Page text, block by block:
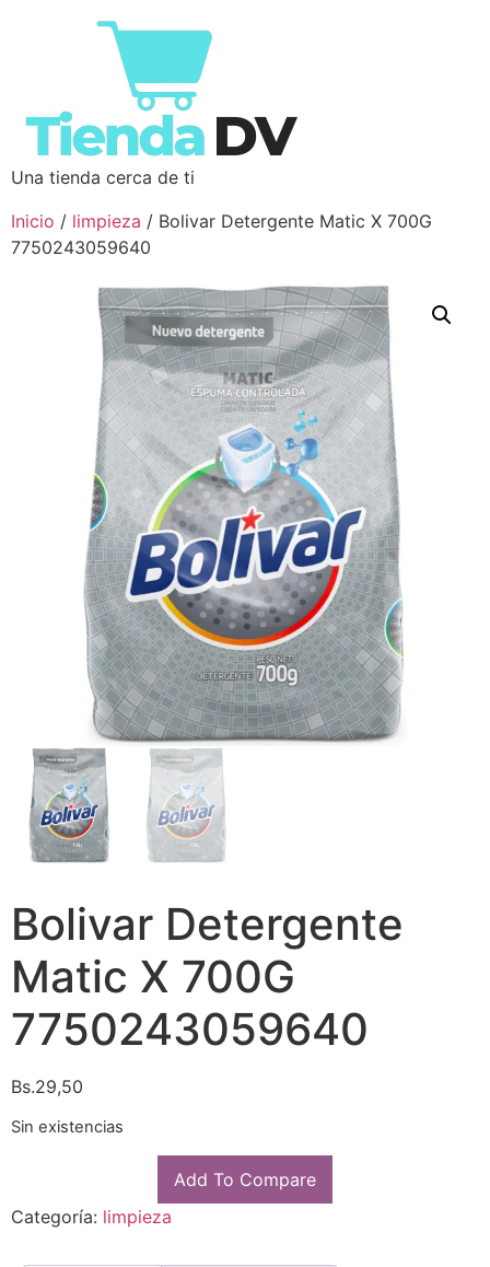
Una tienda cerca de ti
Inicio / limpieza / Bolivar Detergente Matic X 700G
7750243059640
Bolivar Detergente
Matic X 700G
7750243059640
Bs.29,50
Sin existencias
Add To Compare
Categoría: limpieza